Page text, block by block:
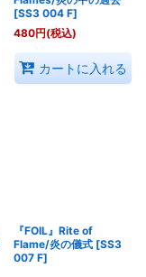
[SS3 004 F]
480円(税込)
カートに入れる
『FOIL』Rite of
Flame/炎の儀式 [SS3
007 F]